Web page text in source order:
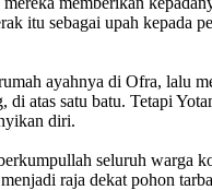
itu sebagai upah kepada
ayahnya di Ofra, lalu
di atas satu batu. Tetapi
diri.
seluruh warga
raja dekat pohon